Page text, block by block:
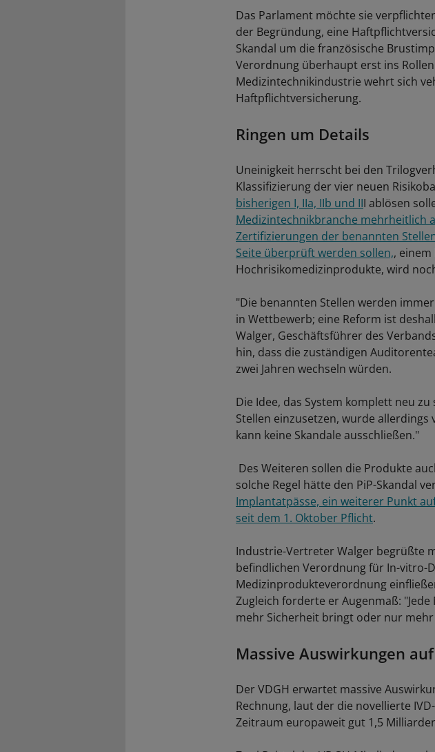
Das Parlament möchte sie
der Begründung, eine
Skandal um die französische
Verordnung überhaupt erst ins
Medizintechnikindustrie wehrt sich
Haftpflichtversicherung.
Ringen um Details
Uneinigkeit herrscht bei den
Klassifizierung der vier neuen
bisherigen I, IIa, IIb und III ablösen
Medizintechnikbranche mehrheitlich
Zertifizierungen der benannten
Seite überprüft werden sollen,,
Hochrisikomedizinprodukte, wird
"Die benannten Stellen werden
in Wettbewerb; eine Reform ist
Walger, Geschäftsführer des
hin, dass die zuständigen
zwei Jahren wechseln würden.
Die Idee, das System komplett neu
Stellen einzusetzen, wurde allerdings
kann keine Skandale ausschließen."
Des Weiteren sollen die Produkte
solche Regel hätte den PiP-Skandal
Implantatpässe, ein weiterer Punkt
seit dem 1. Oktober Pflicht.
Industrie-Vertreter Walger begrüßte
befindlichen Verordnung für In-vitro-
Medizinprodukteverordnung
Zugleich forderte er Augenmaß:
mehr Sicherheit bringt oder nur
Massive Auswirkungen
Der VDGH erwartet massive
Rechnung, laut der die novellierte
Zeitraum europaweit gut 1,5